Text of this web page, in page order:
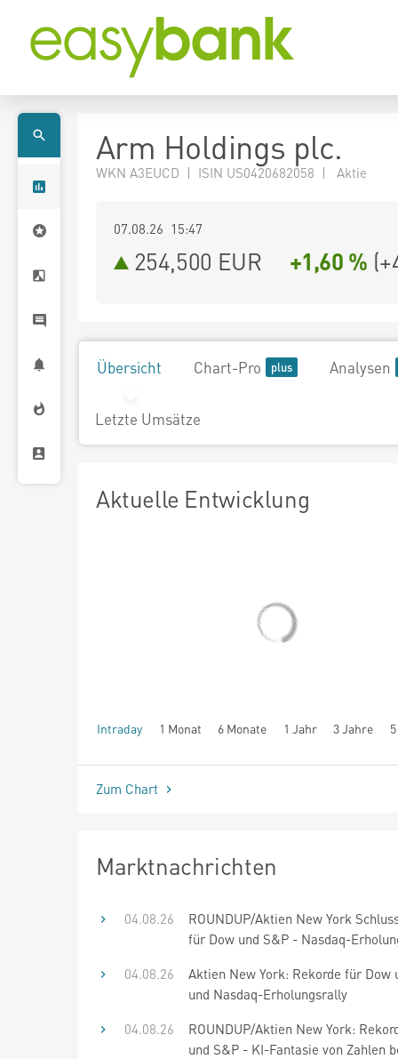
Arm Holdings plc.
WKN A3EUCD | ISIN US0420682058 | Aktie
07.08.26 15:47
254,500 EUR +1,60 % (
Übersicht Chart-Pro Analysen
Letzte Umsätze
Aktuelle Entwicklung
Intraday 1 Monat 6 Monate 1 Jahr 3 Jahre
seit Beginn
Zum Chart
Marktnachrichten
04.08.26
ROUNDUP/Aktien New York
für Dow und S&P - Nasdaq-
04.08.26
Aktien New York: Rekorde für Dow
und Nasdaq-Erholungsrally
04.08.26
ROUNDUP/Aktien New York:
und S&P - KI-Fantasie von Zahlen